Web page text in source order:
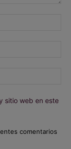
sitio web en este
comentarios